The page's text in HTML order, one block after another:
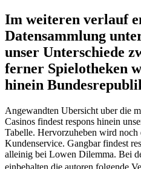
Im weiteren verlauf
Datensammlung
unser Unterschiede
ferner Spielotheken
hinein
Angewandten Ubersicht uber die
Casinos findest respons hinein
Tabelle. Hervorzuheben wird noch
Kundenservice. Gangbar findest
alleinig bei Lowen Dilemma. Bei
einbehalten die autoren folgende